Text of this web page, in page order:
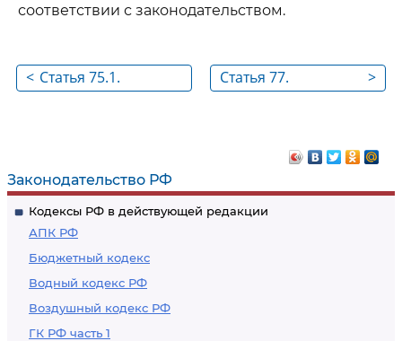
Законодательство РФ
Кодексы РФ в действующей редакции
АПК РФ
Бюджетный кодекс
Водный кодекс РФ
Воздушный кодекс РФ
ГК РФ часть 1
соответствии с законодательством.
< Статья 75.1.
административные
правонарушения в
области охраны
окружающей среды и
природопользования
>
Статья 77.
возмещения вреда
окружающей среде